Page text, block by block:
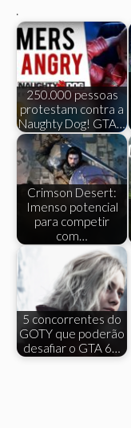
.
250.000 pessoas
protestam contra a
Naughty Dog! GTA…
Crimson Desert:
Imenso potencial
para competir
com…
5 concorrentes do
GOTY que poderão
desafiar o GTA 6…